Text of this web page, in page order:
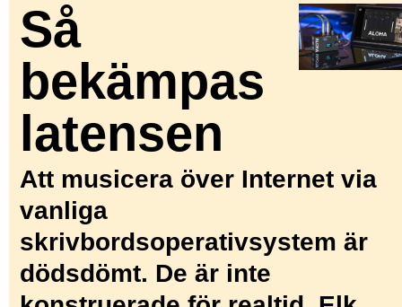
Så
bekämpas
latensen
Att musicera över Internet via
vanliga
skrivbordsoperativsystem är
dödsdömt. De är inte